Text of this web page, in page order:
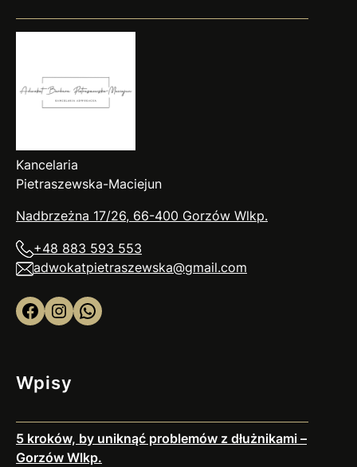
Kancelaria
Pietraszewska-Maciejun
Nadbrzeżna 17/26, 66-400 Gorzów Wlkp.
+48 883 593 553
adwokatpietraszewska@gmail.com
Facebook Instagram WhatsApp
Wpisy
5 kroków, by uniknąć problemów z dłużnikami –
Gorzów Wlkp.